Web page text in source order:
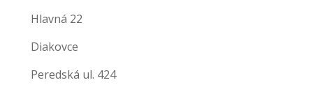
Hlavná 22
Diakovce
Peredská ul. 424